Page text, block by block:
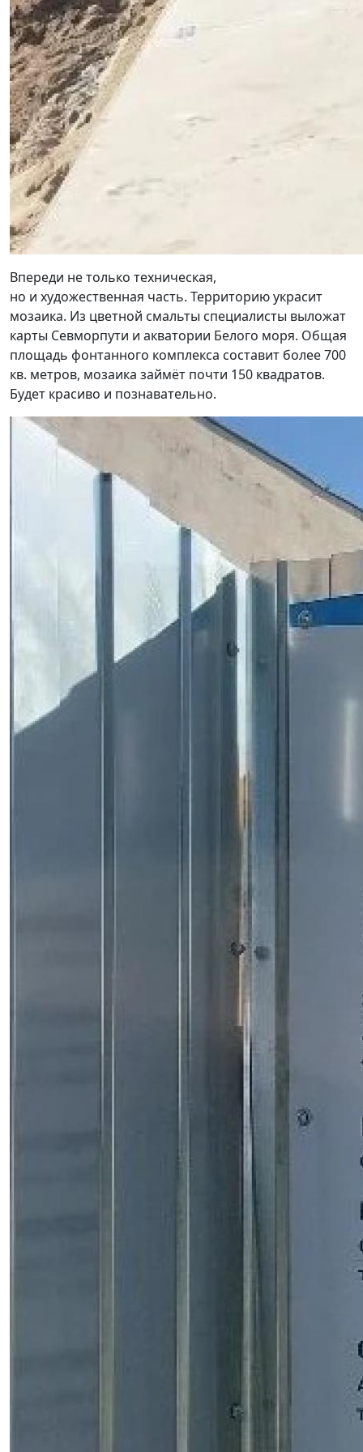
Впереди не только техническая,
но и художественная часть. Территорию украсит
мозаика. Из цветной смальты специалисты выложат
карты Севморпути и акватории Белого моря. Общая
площадь фонтанного комплекса составит более 700
кв. метров, мозаика займёт почти 150 квадратов.
Будет красиво и познавательно.